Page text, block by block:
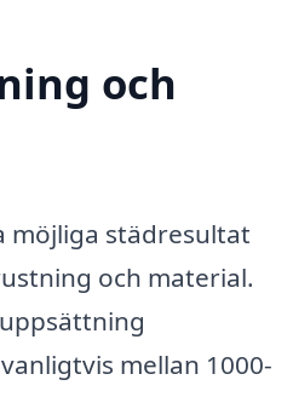
och
möjliga städresultat
och material.
mellan 1000-